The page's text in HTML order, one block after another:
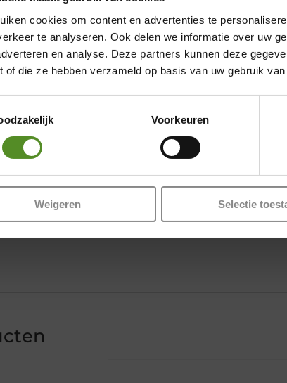
cookies om content en advertenties te
te analyseren. Ook delen we informatie over uw
en analyse. Deze partners kunnen deze
of die ze hebben verzameld op basis van uw gebruik
Voorkeuren
Weigeren Selectie
Donderdag
Vrijdag 12:00
Zaterdag
Zondag